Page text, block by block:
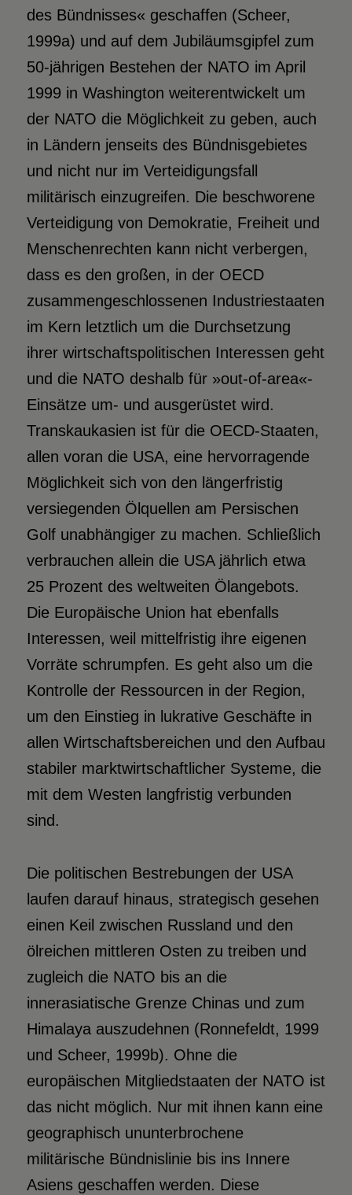
des Bündnisses« geschaffen (Scheer,
1999a) und auf dem Jubiläumsgipfel zum
50-jährigen Bestehen der NATO im April
1999 in Washington weiterentwickelt um
der NATO die Möglichkeit zu geben, auch
in Ländern jenseits des Bündnisgebietes
und nicht nur im Verteidigungsfall
militärisch einzugreifen. Die beschworene
Verteidigung von Demokratie, Freiheit und
Menschenrechten kann nicht verbergen,
dass es den großen, in der OECD
zusammengeschlossenen Industriestaaten
im Kern letztlich um die Durchsetzung
ihrer wirtschaftspolitischen Interessen geht
und die NATO deshalb für »out-of-area«-
Einsätze um- und ausgerüstet wird.
Transkaukasien ist für die OECD-Staaten,
allen voran die USA, eine hervorragende
Möglichkeit sich von den längerfristig
versiegenden Ölquellen am Persischen
Golf unabhängiger zu machen. Schließlich
verbrauchen allein die USA jährlich etwa
25 Prozent des weltweiten Ölangebots.
Die Europäische Union hat ebenfalls
Interessen, weil mittelfristig ihre eigenen
Vorräte schrumpfen. Es geht also um die
Kontrolle der Ressourcen in der Region,
um den Einstieg in lukrative Geschäfte in
allen Wirtschaftsbereichen und den Aufbau
stabiler marktwirtschaftlicher Systeme, die
mit dem Westen langfristig verbunden
sind.
Die politischen Bestrebungen der USA
laufen darauf hinaus, strategisch gesehen
einen Keil zwischen Russland und den
ölreichen mittleren Osten zu treiben und
zugleich die NATO bis an die
innerasiatische Grenze Chinas und zum
Himalaya auszudehnen (Ronnefeldt, 1999
und Scheer, 1999b). Ohne die
europäischen Mitgliedstaaten der NATO ist
das nicht möglich. Nur mit ihnen kann eine
geographisch ununterbrochene
militärische Bündnislinie bis ins Innere
Asiens geschaffen werden. Diese